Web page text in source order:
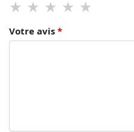
Votre avis *